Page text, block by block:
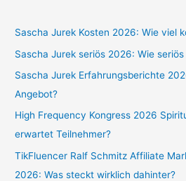
Sascha Jurek Kosten 2026: Wie viel
Sascha Jurek seriös 2026: Wie
Sascha Jurek Erfahrungsberichte
Angebot?
High Frequency Kongress 2026
erwartet Teilnehmer?
TikFluencer Ralf Schmitz Affiliate
2026: Was steckt wirklich dahinter?